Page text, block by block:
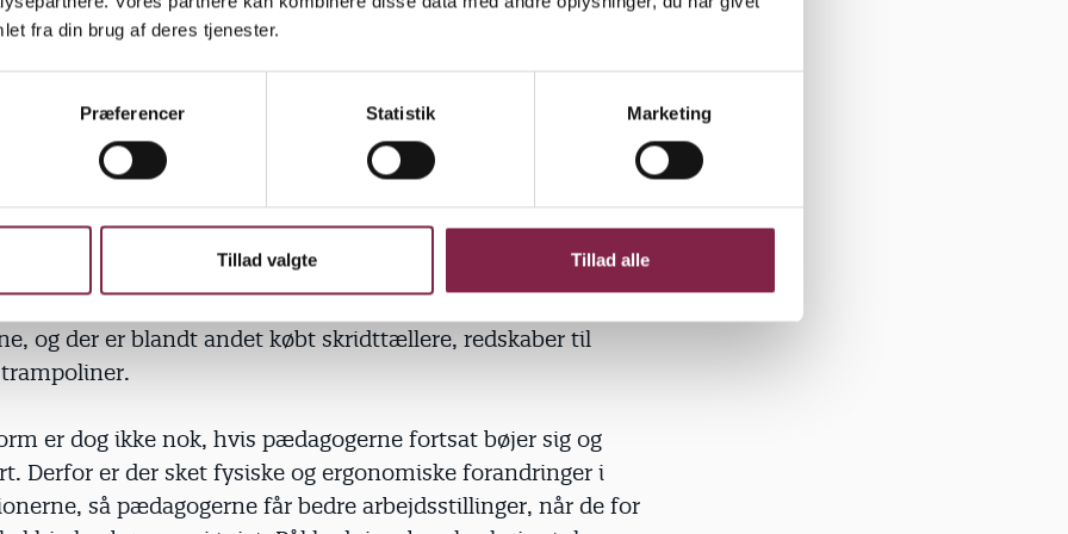
fra din brug af deres tjenester.
Præferencer Statistik Marketing
Tillad valgte Tillad alle
for ikke at få sved på panden. Langt de fleste lod
til at komme i gang - de færreste havde lyst til at stå med en
efter seks måneder. Samlet set er pædagogerne kommet i
det er vigtigt, fordi de dermed kan klare mere og dermed
ned af forkerte arbejdsstillinger.
også blevet en integreret del af hverdagen i
og der er blandt andet købt skridttællere, redskaber til
er dog ikke nok, hvis pædagogerne fortsat bøjer sig og
Derfor er der sket fysiske og ergonomiske forandringer i
så pædagogerne får bedre arbejdsstillinger, når de for